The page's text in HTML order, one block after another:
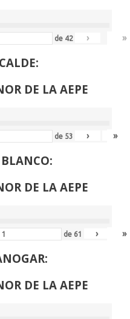
de 42 › »
DE LA AEPE
de 53 › »
DE LA AEPE
de 61 › »
DE LA AEPE